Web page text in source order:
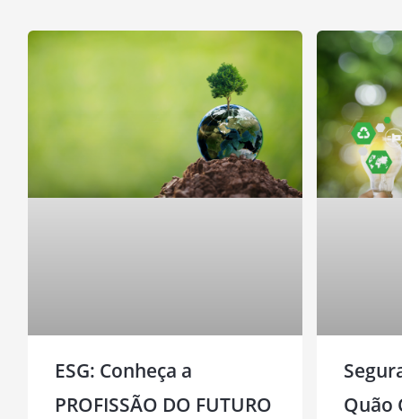
ESG: Conheça a
PROFISSÃO DO FUTURO
Quão